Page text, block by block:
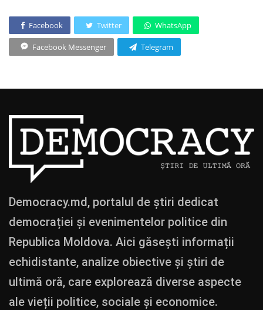
Facebook Twitter WhatsApp
Facebook Messenger Telegram
Democracy.md, portalul de știri dedicat
democrației și evenimentelor politice din
Republica Moldova. Aici găsești informații
echidistante, analize obiective și știri de
ultimă oră, care explorează diverse aspecte
ale vieții politice, sociale și economice.